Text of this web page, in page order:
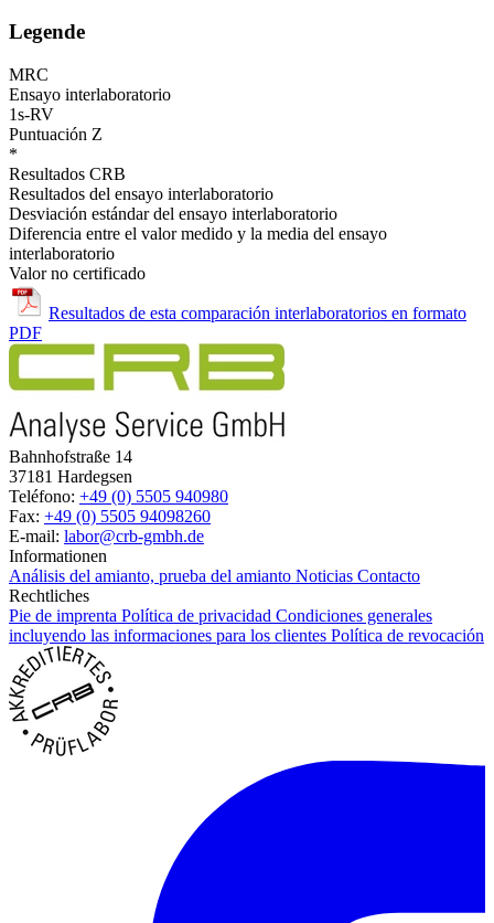
Legende
MRC
Ensayo interlaboratorio
1s-RV
Puntuación Z
*
Resultados CRB
Resultados del ensayo interlaboratorio
Desviación estándar del ensayo interlaboratorio
Diferencia entre el valor medido y la media del ensayo
interlaboratorio
Valor no certificado
Resultados de esta comparación interlaboratorios en formato
PDF
Bahnhofstraße 14
37181 Hardegsen
Teléfono: +49 (0) 5505 940980
Fax: +49 (0) 5505 94098260
E-mail: labor@crb-gmbh.de
Informationen
Análisis del amianto, prueba del amianto Noticias Contacto
Rechtliches
Pie de imprenta Política de privacidad Condiciones generales
incluyendo las informaciones para los clientes Política de revocación